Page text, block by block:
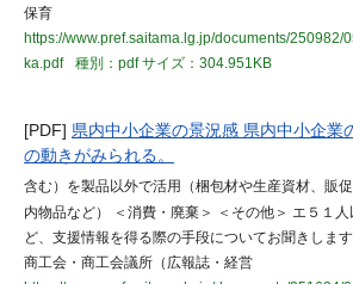
保育
https://www.pref.saitama.lg.jp/documents/
ka.pdf
種別：pdfサイズ：304.951KB
[PDF] 県内中小企業の景況感 県内中小企業
の動きがみられる。
含む）を製品以外で活用（梱包材や生産資材、販
内物品など） ＜消費・廃棄＞ ＜その他＞ エ５１人
ど、支援情報を得る際の手段についてお聞きしま
商工会・商工会議所（広報誌・経営